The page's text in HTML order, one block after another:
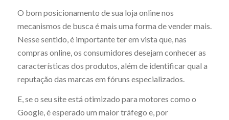
O bom posicionamento de sua loja online nos
mecanismos de busca é mais uma forma de vender mais.
Nesse sentido, é importante ter em vista que, nas
compras online, os consumidores desejam conhecer as
características dos produtos, além de identificar qual a
reputação das marcas em fóruns especializados.
E, se o seu site está otimizado para motores como o
Google, é esperado um maior tráfego e, por